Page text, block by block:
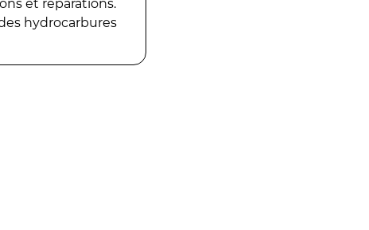
et réparations.
hydrocarbures